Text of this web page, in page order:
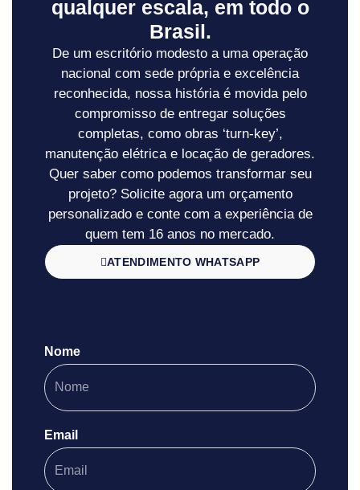
qualquer escala, em todo o
Brasil.
De um escritório modesto a uma operação
nacional com sede própria e excelência
reconhecida, nossa história é movida pelo
compromisso de entregar soluções
completas, como obras ‘turn-key’,
manutenção elétrica e locação de geradores.
Quer saber como podemos transformar seu
projeto? Solicite agora um orçamento
personalizado e conte com a experiência de
quem tem 16 anos no mercado.
ATENDIMENTO WHATSAPP
Nome
Email